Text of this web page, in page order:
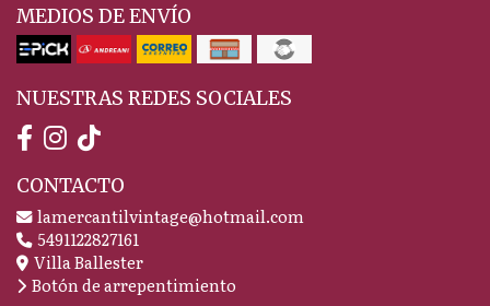
MEDIOS DE ENVÍO
NUESTRAS REDES SOCIALES
CONTACTO
lamercantilvintage@hotmail.com
5491122827161
Villa Ballester
Botón de arrepentimiento